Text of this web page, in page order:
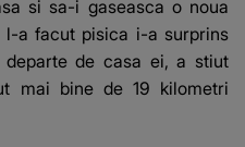
si sa-i gaseasca o noua
l-a facut pisica i-a surprins
de casa ei, a stiut
mai bine de 19 kilometri